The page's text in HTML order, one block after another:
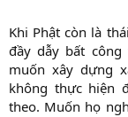
Khi Phật còn là
đầy dẫy bất
muốn xây dựng
không thực hiện
theo. Muốn họ